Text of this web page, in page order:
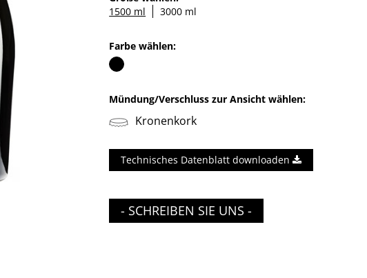
1500 ml
3000 ml
Farbe wählen:
Mündung/Verschluss zur Ansicht wählen:
Kronenkork
Technisches Datenblatt downloaden
- SCHREIBEN SIE UNS -